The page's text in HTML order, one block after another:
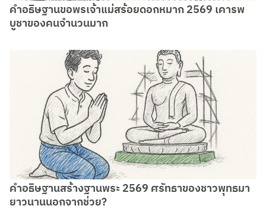
คำอธิษฐานขอพรเจ้าแม่สร้อยดอกหมาก 2569 เคารพ
บูชาของคนจำนวนมาก
คำอธิษฐานสร้างฐานพระ 2569 ศรัทธาของชาวพุทธมา
ยาวนานนอกจากช่วย?